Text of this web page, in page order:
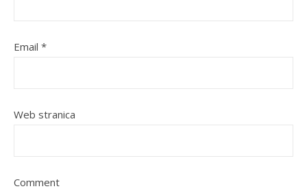
Email *
Web stranica
Comment